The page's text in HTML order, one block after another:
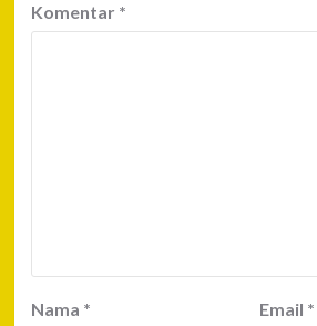
Komentar *
Nama * Email *